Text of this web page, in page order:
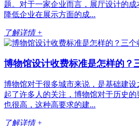
题。对于一家企业而言，展厅设计的
降低企业在展示方面的成...
了解详情 +
博物馆设计收费标准是怎样的？
博物馆对于很多城市来说，是基础建设
起了许多人的关注，博物馆对于历史
也很高，这种高要求的建...
了解详情 +